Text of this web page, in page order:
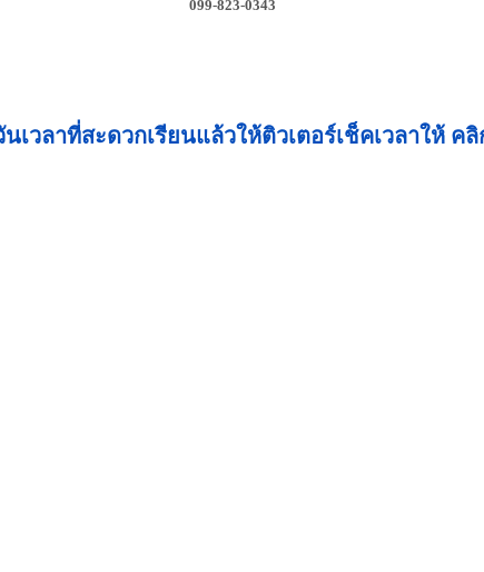
099-823-0343
เวลาที่สะดวกเรียนแล้วให้ติวเตอร์เช็คเวลาให้ ค